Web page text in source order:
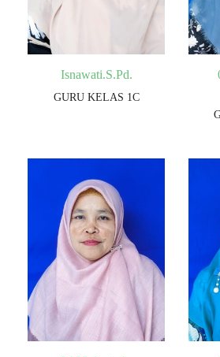
Isnawati.S.Pd.
GURU KELAS 1C